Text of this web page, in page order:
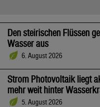
Den steirischen Flüssen
Wasser aus
6. August 2026
Strom Photovoltaik liegt
mehr weit hinter
5. August 2026